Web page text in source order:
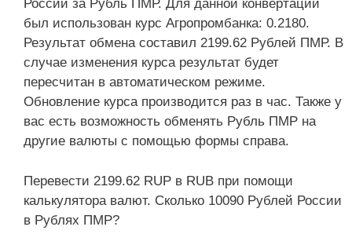
России за Рубль ПМР. Для данной конвертации
был использован курс Агропромбанка: 0.2180.
Результат обмена составил 2199.62 Рублей ПМР. В
случае изменения курса результат будет
пересчитан в автоматическом режиме.
Обновление курса производится раз в час. Также у
вас есть возможность обменять Рубль ПМР на
другие валюты с помощью формы справа.
Перевести 2199.62 RUP в RUB при помощи
калькулятора валют. Сколько 10090 Рублей России
в Рублях ПМР?